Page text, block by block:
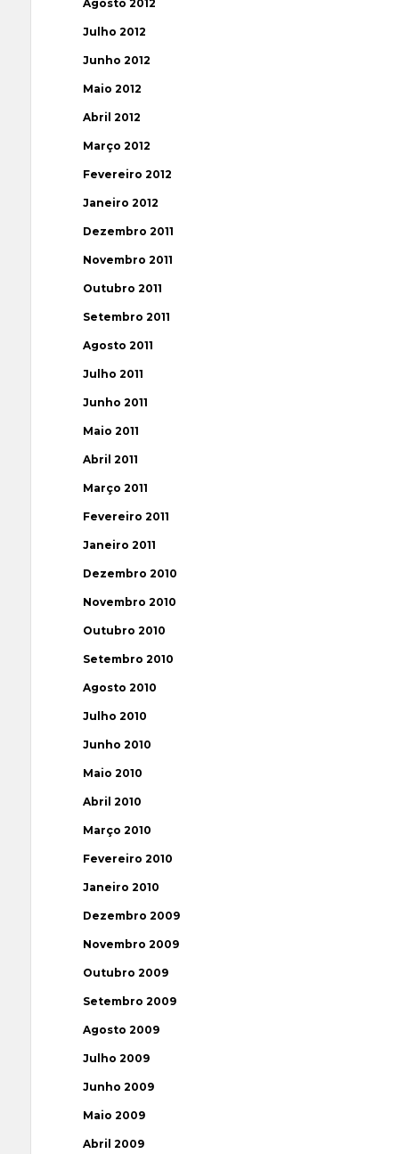
Agosto 2012
Julho 2012
Junho 2012
Maio 2012
Abril 2012
Março 2012
Fevereiro 2012
Janeiro 2012
Dezembro 2011
Novembro 2011
Outubro 2011
Setembro 2011
Agosto 2011
Julho 2011
Junho 2011
Maio 2011
Abril 2011
Março 2011
Fevereiro 2011
Janeiro 2011
Dezembro 2010
Novembro 2010
Outubro 2010
Setembro 2010
Agosto 2010
Julho 2010
Junho 2010
Maio 2010
Abril 2010
Março 2010
Fevereiro 2010
Janeiro 2010
Dezembro 2009
Novembro 2009
Outubro 2009
Setembro 2009
Agosto 2009
Julho 2009
Junho 2009
Maio 2009
Abril 2009